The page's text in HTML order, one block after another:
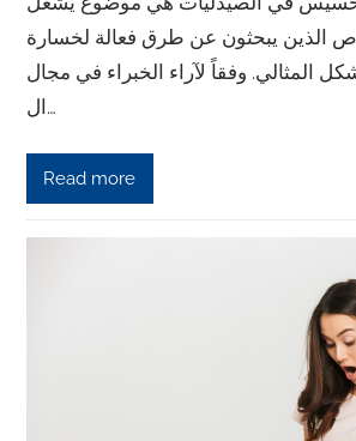
الذين يبحثون عن طرق فعالة لخسارة
المثالي. وفقاً لآراء الخبراء في مجال
ال…
Read more